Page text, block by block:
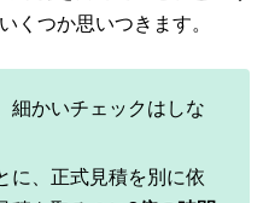
くつか思いつきます。
細かいチェックはしな
に、正式見積を別に依